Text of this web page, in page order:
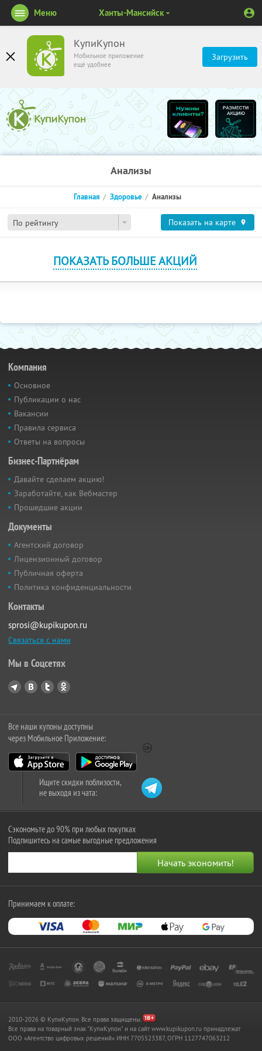
КупиКупон
Мобильное приложение
ещё удобнее
Загрузить
Меню Ханты-Мансийск
Анализы
По рейтингу
Главная Здоровье Анализы
Показать на карте
ПОКАЗАТЬ БОЛЬШЕ АКЦИЙ
Компания
Основное
Публикации о нас
Вакансии
Правила сервиса
Ответы на вопросы
Бизнес-Партнёрам
Давайте сделаем акцию!
Заработайте, как Вебмастер
Прошедшие акции
Документы
Агентский договор
Лицензионный договор
Публичная оферта
Политика конфиденциальности
Контакты
sprosi@kupikupon.ru
Связаться с нами
Мы в Соцсетях
Все наши купоны доступны
через Мобильное Приложение:
Ищите скидки поблизости,
не выходя из чата:
Сэкономьте до 90% при любых покупках
Подпишитесь на самые выгодные предложения
Принимаем к оплате:
2010-2026 © КупиКупон. Все права защищены.
Все права на товарный знак "КупиКупон" и на сайт www.kupikupon.ru принадлежат
OOO «Агентство цифровых решений» ИНН 7705523387, ОГРН 1127747063212